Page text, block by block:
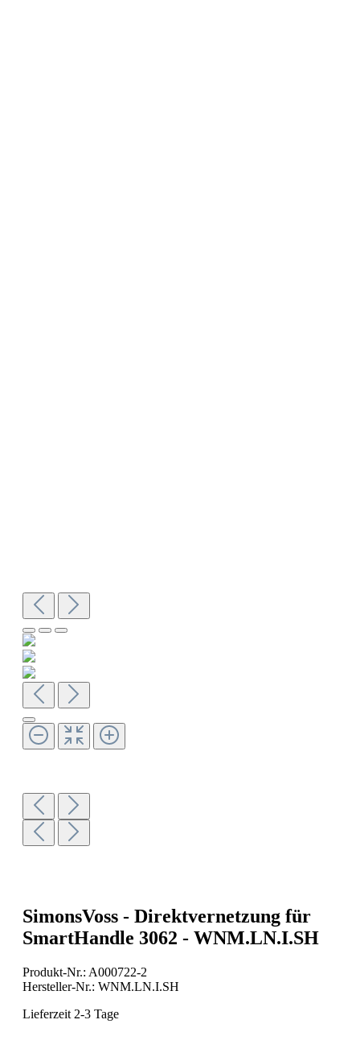
SimonsVoss - Direktvernetzung für
SmartHandle 3062 - WNM.LN.I.SH
Produkt-Nr.: A000722-2
Hersteller-Nr.: WNM.LN.I.SH
Lieferzeit 2-3 Tage